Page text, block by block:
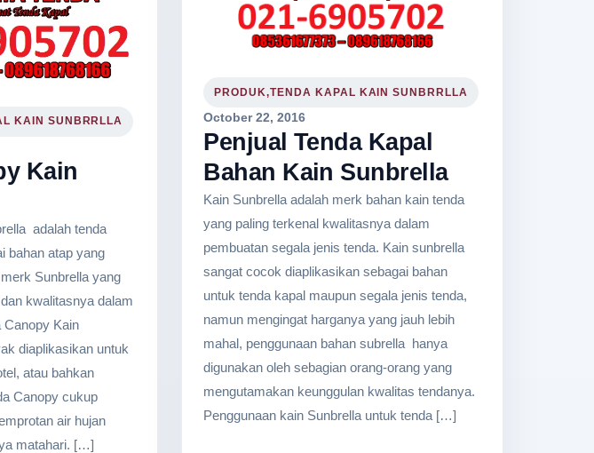
KAIN SUNBRRLLA
Kain
adalah tenda
bahan atap yang
Sunbrella yang
kwalitasnya dalam
Canopy Kain
diaplikasikan untuk
atau bahkan
Canopy cukup
air hujan
matahari. […]
PRODUK,TENDA KAPAL KAIN SUNBRRLLA
October 22, 2016
Penjual Tenda Kapal
Bahan Kain Sunbrella
Kain Sunbrella adalah merk bahan kain tenda
yang paling terkenal kwalitasnya dalam
pembuatan segala jenis tenda. Kain sunbrella
sangat cocok diaplikasikan sebagai bahan
untuk tenda kapal maupun segala jenis tenda,
namun mengingat harganya yang jauh lebih
mahal, penggunaan bahan subrella hanya
digunakan oleh sebagian orang-orang yang
mengutamakan keunggulan kwalitas tendanya.
Penggunaan kain Sunbrella untuk tenda […]